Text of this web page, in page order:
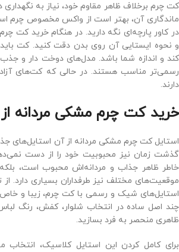
کت چرم برخلاف ظاهر مقاوم خود، نیاز به
ماندگاری آن، بهتر است از واکس مخصوص چرم
در کاور پارچه‌ای نگه دارید. در هنگام خرید کت
و نحوه ایستایی آن روی بدن دقت کنید. کت
کند و اندازه شما باشد. مدل‌های دوخت ‌دار و
رسمی‌تر مناسب هستند. در حالی که کت‌های
دارند.
خرید کت چرم مشکی مردانه از
استایل کت چرم مشکی مردانه از آن استایل‌های
گذشت زمان نیز محبوبیت خود را از دست
‌خاطر ظاهر جذاب و مردانه‌اش محبوب است، بلکه
موقعیت‌های مختلف نیز طرفداران بسیاری دارد.
استایل‌های شیک و رسمی با کت چرم، زیبا و
چند اصل ساده در انتخاب شلوار، کفش، رنگ
ظاهری منحصر به‌ فرد بسازید.
برای کامل کردن این استایل کلاسیک، انتخاب